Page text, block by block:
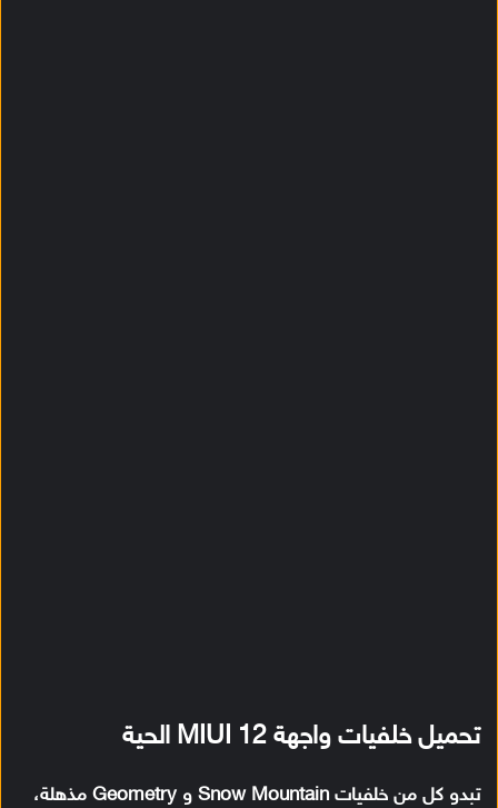
تحميل خلفيات واجهة MIUI 12 الحية
تبدو كل من خلفيات Snow Mountain و Geometry مذهلة،